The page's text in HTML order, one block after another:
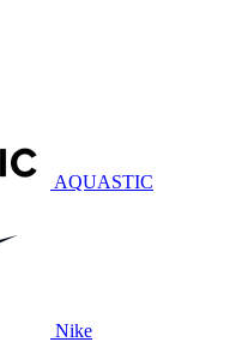
AQUASTIC
Nike